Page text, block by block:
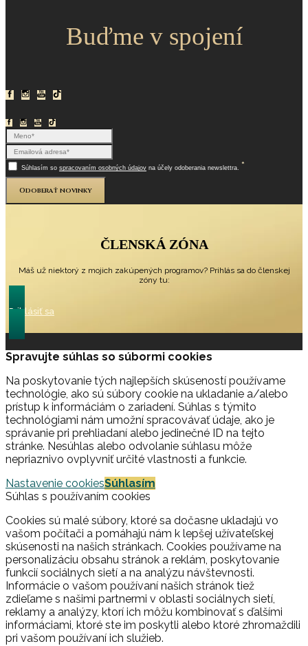
Buďme v spojení
Súhlasím so spracovaním osobných údajov na účely odoberania newslettra. *
Odoberať novinky
ČLENSKÁ ZÓNA
Máš už niektorý z mojich zakúpených programov? Prihlás sa do členskej
zóny tu:
Prihlásiť sa
Spravujte súhlas so súbormi cookies
Na poskytovanie tých najlepších skúseností používame
technológie, ako sú súbory cookie na ukladanie a/alebo
prístup k informáciám o zariadení. Súhlas s týmito
technológiami nám umožní spracovávať údaje, ako je
správanie pri prehliadaní alebo jedinečné ID na tejto
stránke. Nesúhlas alebo odvolanie súhlasu môže
nepriaznivo ovplyvniť určité vlastnosti a funkcie.
Nastavenie cookiesSúhlasím
Súhlas s používaním cookies
Cookies sú malé súbory, ktoré sa dočasne ukladajú vo
vašom počítači a pomáhajú nám k lepšej užívateľskej
skúsenosti na našich stránkach. Cookies používame na
personalizáciu obsahu stránok a reklám, poskytovanie
funkcií sociálnych sietí a na analýzu návštevnosti.
Informácie o vašom používaní našich stránok tiež
zdieľame s našimi partnermi v oblasti sociálnych sietí,
reklamy a analýzy, ktorí ich môžu kombinovať s ďalšími
informáciami, ktoré ste im poskytli alebo ktoré zhromaždili
pri vašom používaní ich služieb.